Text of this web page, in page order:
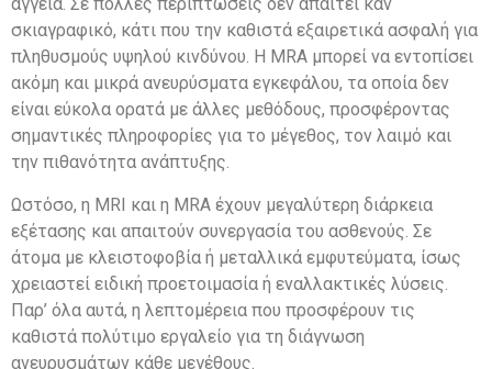
σκιαγραφικό, κάτι που την καθιστά εξαιρετικά ασφαλή για
πληθυσμούς υψηλού κινδύνου. Η MRA μπορεί να εντοπίσει
ακόμη και μικρά ανευρύσματα εγκεφάλου, τα οποία δεν
είναι εύκολα ορατά με άλλες μεθόδους, προσφέροντας
σημαντικές πληροφορίες για το μέγεθος, τον λαιμό και
την πιθανότητα ανάπτυξης.
Ωστόσο, η MRI και η MRA έχουν μεγαλύτερη διάρκεια
εξέτασης και απαιτούν συνεργασία του ασθενούς. Σε
άτομα με κλειστοφοβία ή μεταλλικά εμφυτεύματα, ίσως
χρειαστεί ειδική προετοιμασία ή εναλλακτικές λύσεις.
Παρ’ όλα αυτά, η λεπτομέρεια που προσφέρουν τις
καθιστά πολύτιμο εργαλείο για τη διάγνωση
ανευρυσμάτων κάθε μεγέθους.